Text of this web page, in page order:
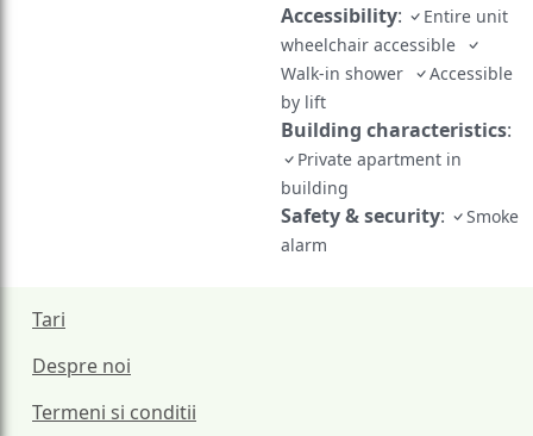
Accessibility:
Entire unit
wheelchair accessible
Walk-in shower
Accessible
by lift
Building characteristics:
Private apartment in
building
Safety & security:
Smoke
alarm
Tari
Despre noi
Termeni si conditii